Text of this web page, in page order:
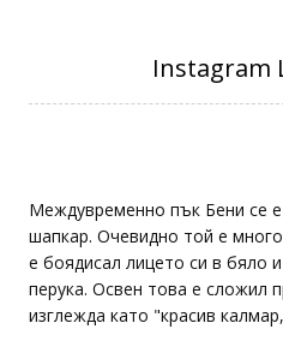
Междувременно пък Бени се
шапкар. Очевидно той е
е боядисал лицето си в бяло
перука. Освен това е сложил
изглежда като "красив